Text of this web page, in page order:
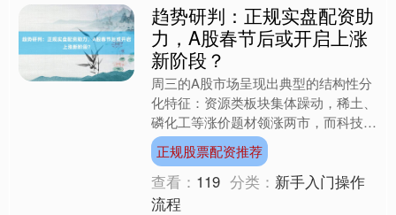
趋势研判：正规实盘配资助
力，A股春节后或开启上涨
新阶段？
周三的A股市场呈现出典型的结构性分
化特征：资源类板块集体躁动，稀土、
磷化工等涨价题材领涨两市，而科技线
则因资金分流出现明显回调。这种冰火
两重天的走势背后，折射出....
正规股票配资推荐
查看： 119 分类： 新手入门操作
流程